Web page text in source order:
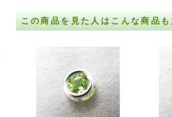
この商品を見た人はこんな商品